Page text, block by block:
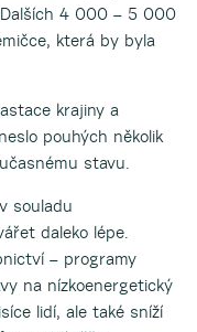
4 000 – 5 000
která by byla
krajiny a
pouhých několik
stavu.
souladu
daleko lépe.
– programy
na nízkoenergetický
lidí, ale také sníží